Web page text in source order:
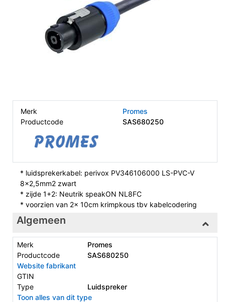
Merk
Promes
Productcode
SAS680250
* luidsprekerkabel: perivox PV346106000 LS-PVC-V
8x2,5mm2 zwart
* zijde 1+2: Neutrik speakON NL8FC
* voorzien van 2x 10cm krimpkous tbv kabelcodering
Algemeen
Merk
Promes
Productcode
SAS680250
Website fabrikant
GTIN
Type
Luidspreker
Toon alles van dit type